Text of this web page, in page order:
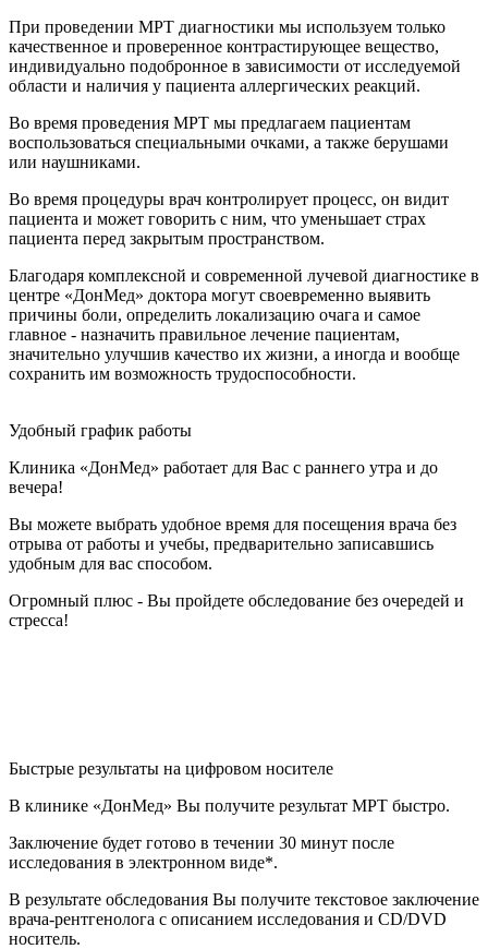
При проведении МРТ диагностики мы используем только
качественное и проверенное контрастирующее вещество,
индивидуально подобронное в зависимости от исследуемой
области и наличия у пациента аллергических реакций.
Во время проведения МРТ мы предлагаем пациентам
воспользоваться специальными очками, а также берушами
или наушниками.
Во время процедуры врач контролирует процесс, он видит
пациента и может говорить с ним, что уменьшает страх
пациента перед закрытым пространством.
Благодаря комплексной и современной лучевой диагностике в
центре «ДонМед» доктора могут своевременно выявить
причины боли, определить локализацию очага и самое
главное - назначить правильное лечение пациентам,
значительно улучшив качество их жизни, а иногда и вообще
сохранить им возможность трудоспособности.
Удобный график работы
Клиника «ДонМед» работает для Вас с раннего утра и до
вечера!
Вы можете выбрать удобное время для посещения врача без
отрыва от работы и учебы, предварительно записавшись
удобным для вас способом.
Огромный плюс - Вы пройдете обследование без очередей и
стресса!
Быстрые результаты на цифровом носителе
В клинике «ДонМед» Вы получите результат МРТ быстро.
Заключение будет готово в течении 30 минут после
исследования в электронном виде*.
В результате обследования Вы получите текстовое заключение
врача-рентгенолога с описанием исследования и CD/DVD
носитель.